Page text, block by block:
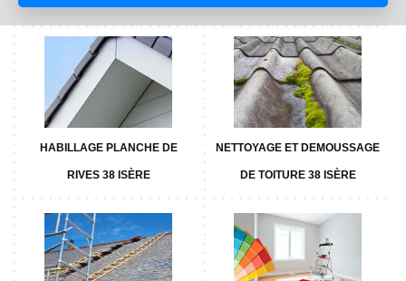
HABILLAGE PLANCHE DE
RIVES 38 ISÈRE
NETTOYAGE ET DEMOUSSAGE
DE TOITURE 38 ISÈRE